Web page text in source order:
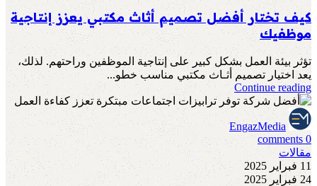
كيف تختار أفضل تصميم أثاث مكتبي يعزز إنتاجية
موظفيك
تؤثر بيئة العمل بشكل كبير على إنتاجية الموظفين وراحتهم. لذلك،
يعد اختيار تصميم أثـاث مكتبي مناسب خطو...
Continue reading
EngazMedia
0
comments
مقالات
11 فبراير 2025
24 فبراير 2025